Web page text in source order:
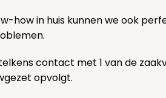
how in huis kunnen we ook
contact met 1 van de
opvolgt.